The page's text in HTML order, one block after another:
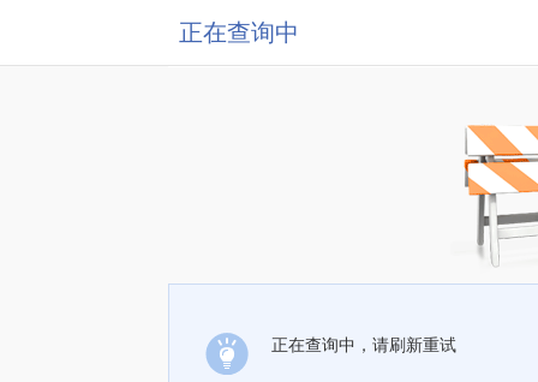
正在查询中
正在查询中，请刷新重试